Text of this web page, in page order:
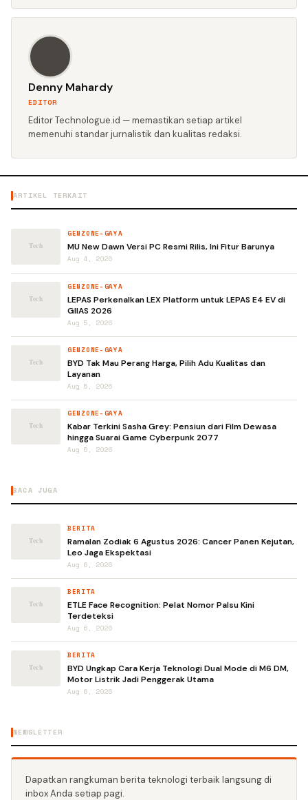
Denny Mahardy
EDITOR
Editor Technologue.id — memastikan setiap artikel
memenuhi standar jurnalistik dan kualitas redaksi.
ARTIKEL TERKAIT
GENZONE-GAYA
MU New Dawn Versi PC Resmi Rilis, Ini Fitur Barunya
Aug 4, 2026
GENZONE-GAYA
LEPAS Perkenalkan LEX Platform untuk LEPAS E4 EV di
GIIAS 2026
Aug 5, 2026
GENZONE-GAYA
BYD Tak Mau Perang Harga, Pilih Adu Kualitas dan
Layanan
Aug 5, 2026
GENZONE-GAYA
Kabar Terkini Sasha Grey: Pensiun dari Film Dewasa
hingga Suarai Game Cyberpunk 2077
Aug 6, 2026
BACA JUGA
BERITA
Ramalan Zodiak 6 Agustus 2026: Cancer Panen Kejutan,
Leo Jaga Ekspektasi
Aug 6, 2026
BERITA
ETLE Face Recognition: Pelat Nomor Palsu Kini
Terdeteksi
Aug 6, 2026
BERITA
BYD Ungkap Cara Kerja Teknologi Dual Mode di M6 DM,
Motor Listrik Jadi Penggerak Utama
Aug 6, 2026
NEWSLETTER
Dapatkan rangkuman berita teknologi terbaik langsung di
inbox Anda setiap pagi.